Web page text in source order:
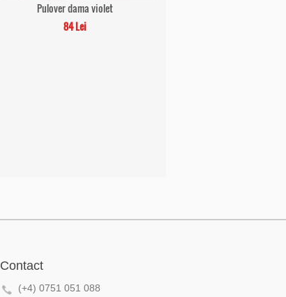
Pulover dama violet
84 Lei
Contact
(+4) 0751 051 088